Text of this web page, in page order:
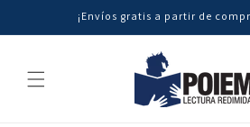
directamente
al contenido
¡Envíos gratis a partir de